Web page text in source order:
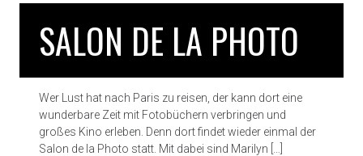
SALON DE LA PHOTO
Wer Lust hat nach Paris zu reisen, der kann dort eine
wunderbare Zeit mit Fotobüchern verbringen und
großes Kino erleben. Denn dort findet wieder einmal der
Salon de la Photo statt. Mit dabei sind Marilyn […]